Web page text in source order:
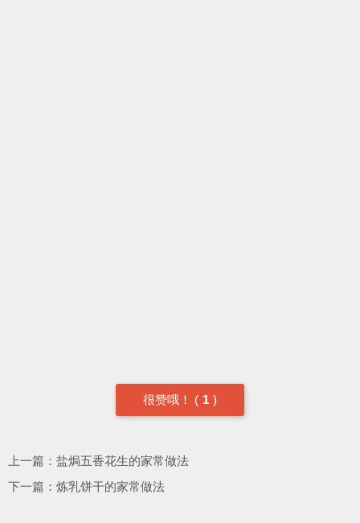
很赞哦！ ( 1 )
上一篇： 盐焗五香花生的家常做法
下一篇： 炼乳饼干的家常做法